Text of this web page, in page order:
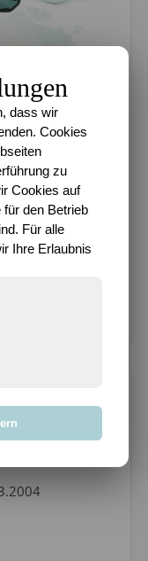
dass wir
Cookies
zu
Cookies auf
den Betrieb
Für alle
Ihre Erlaubnis